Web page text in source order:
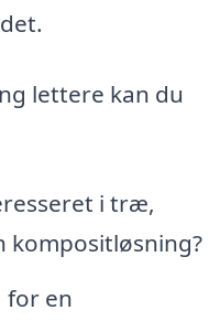
lettere kan du
i træ,
kompositløsning?
for en